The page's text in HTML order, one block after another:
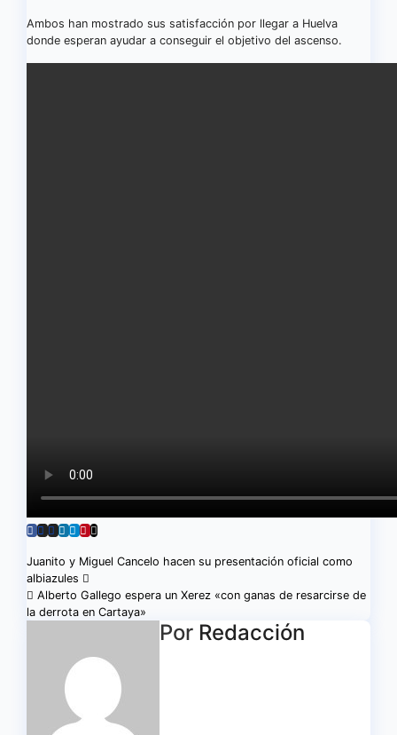
Ambos han mostrado sus satisfacción por llegar a Huelva
donde esperan ayudar a conseguir el objetivo del ascenso.
Navegación
de
Juanito y Miguel Cancelo hacen su presentación oficial como
albiazules
Alberto Gallego espera un Xerez «con ganas de resarcirse de
la derrota en Cartaya»
Por Redacción